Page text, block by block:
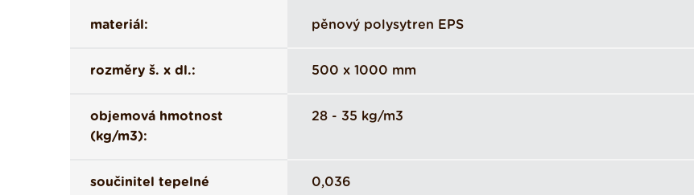
materiál: pěnový polysytren EPS
rozměry š. x dl.: 500 x 1000 mm
objemová hmotnost
(kg/m3):
28 - 35 kg/m3
součinitel tepelné
0,036